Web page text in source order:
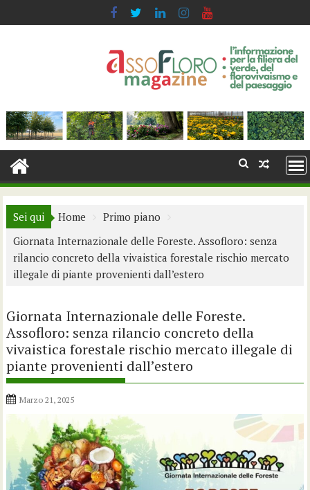
to
Sei qui Home
Primo piano
Giornata Internazionale delle Foreste. Assofloro: senza
rilancio concreto della vivaistica forestale rischio mercato
illegale di piante provenienti dall’estero
Giornata Internazionale delle Foreste.
Assofloro: senza rilancio concreto della
vivaistica forestale rischio mercato illegale di
piante provenienti dall’estero
Marzo 21, 2025